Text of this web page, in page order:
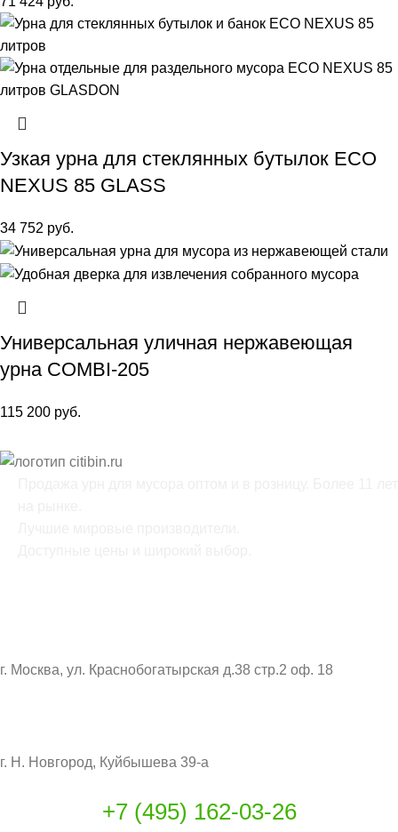
Узкая урна для стеклянных бутылок ECO
NEXUS 85 GLASS
34 752 руб.
Универсальная уличная нержавеющая
урна COMBI-205
115 200 руб.
г. Москва, ул. Краснобогатырская д.38 стр.2 оф. 18
г. Н. Новгород, Куйбышева 39-а
+7 (495) 162-03-26